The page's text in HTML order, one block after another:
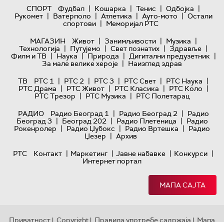
СПОРТ
Фудбал | Кошарка | Тенис | Одбојка |
Рукомет | Ватерполо | Атлетика | Ауто-мото | Остали
спортови | Меморијал РТС
МАГАЗИН
Живот | Занимљивости | Музика |
Технологијa | Путујемо | Свет познатих | Здравље |
Филм и ТВ | Наука | Природа | Дигитални предузетник |
За мале велике хероје | Наизглед здрав
ТВ
РТС 1 | РТС 2 | РТС 3 | РТС Свет | РТС Наука |
РТС Драма | РТС Живот | РТС Класика | РТС Коло |
РТС Трезор | РТС Музика | РТС Полетарац
РАДИО
Радио Београд 1 | Радио Београд 2 | Радио
Београд 3 | Београд 202 | Радио Плетеница | Радио
Рокенролер | Радио Џубокс | Радио Вртешка | Радио
Џезер | Архив
РТС
Контакт | Маркетинг | Јавне набавке | Конкурси |
Интернет портал
МАПА САЈТА
Приватност | Copyright | Правила употребе садржаја | Мапа